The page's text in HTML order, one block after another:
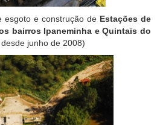
esgoto e construção de Estações de
bairros Ipaneminha e Quintais do
junho de 2008)